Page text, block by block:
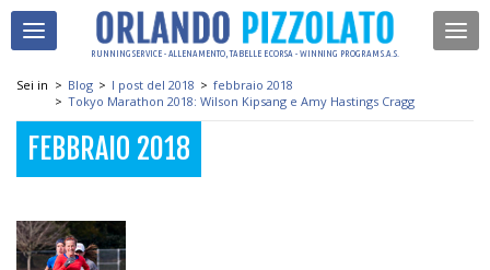
RUNNING SERVICE - ALLENAMENTO, TABELLE E CORSA - WINNING PROGRAM S.A.S.
Sei in > Blog > I post del 2018 > febbraio 2018
> Tokyo Marathon 2018: Wilson Kipsang e Amy Hastings Cragg
FEBBRAIO 2018